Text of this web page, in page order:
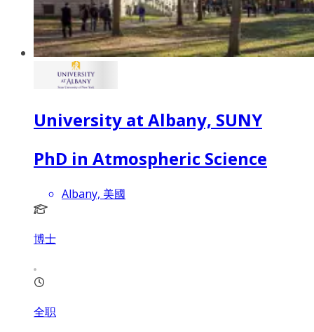
University at Albany, SUNY
PhD in Atmospheric Science
Albany, 美國
博士
全职